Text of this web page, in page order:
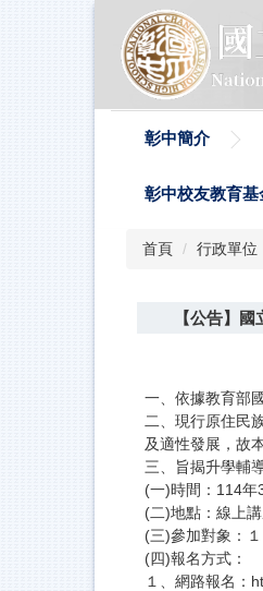
彰中簡介
彰中校友教育基
首頁 行政單位
【公告】
一、依據教育部
二、現行原住民
及適性發展，故
三、旨揭升學輔
(一)時間：114年
(二)地點：線上
(三)參加對象：
(四)報名方式：
１、網路報名：